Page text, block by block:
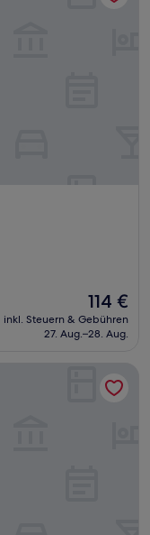
Der
Preis
beträgt
114 €
inkl. Steuern & Gebühren
27. Aug.–28. Aug.